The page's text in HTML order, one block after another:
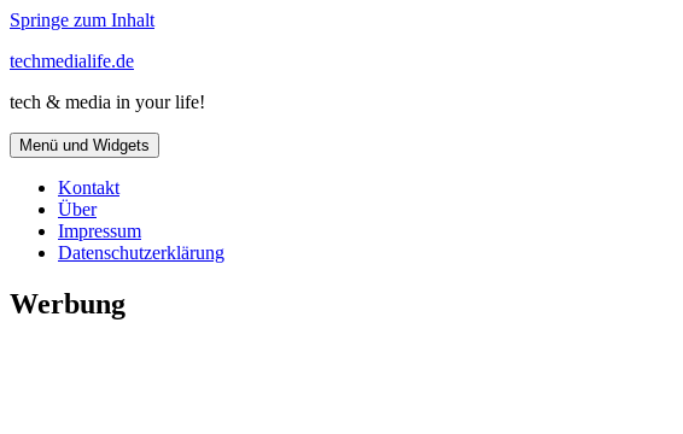
Springe zum Inhalt
techmedialife.de
tech & media in your life!
Menü und Widgets
Kontakt
Über
Impressum
Datenschutzerklärung
Werbung